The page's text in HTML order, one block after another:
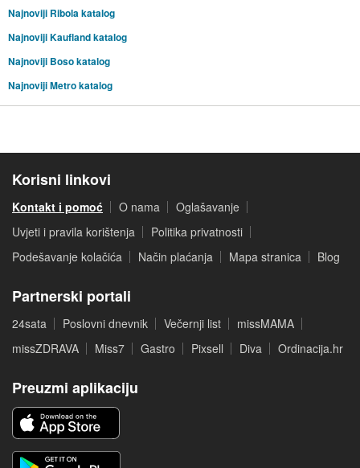
Najnoviji Ribola katalog
Najnoviji Kaufland katalog
Najnoviji Boso katalog
Najnoviji Metro katalog
Korisni linkovi
Kontakt i pomoć O nama
Oglašavanje
Uvjeti i pravila korištenja
Politika privatnosti
Podešavanje kolačića
Način plaćanja Mapa stranica Blog
Partnerski portali
24sata Poslovni dnevnik Večernji list
missMAMA
missZDRAVA
Miss7 Gastro Pixsell Diva Ordinacija.hr
Preuzmi aplikaciju